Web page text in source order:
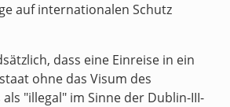
auf internationalen Schutz
dass eine Einreise in ein
ohne das Visum des
"illegal" im Sinne der Dublin-III-